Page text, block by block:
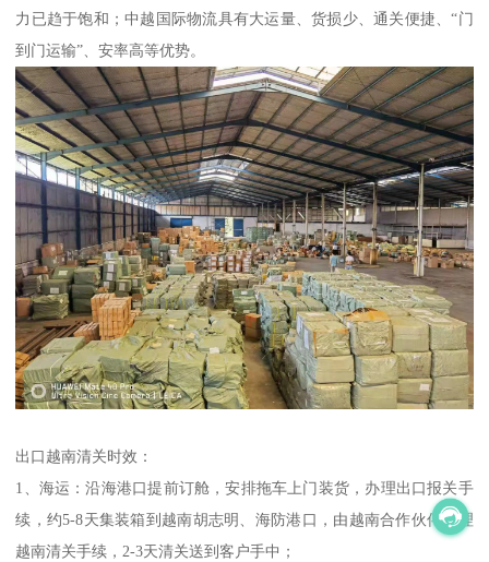
力已趋于饱和；中越国际物流具有大运量、货损少、通关便捷、“门
到门运输”、安率高等优势。
出口越南清关时效：
1、海运：沿海港口提前订舱，安排拖车上门装货，办理出口报关手
续，约5-8天集装箱到越南胡志明、海防港口，由越南合作伙伴办理
越南清关手续，2-3天清关送到客户手中；